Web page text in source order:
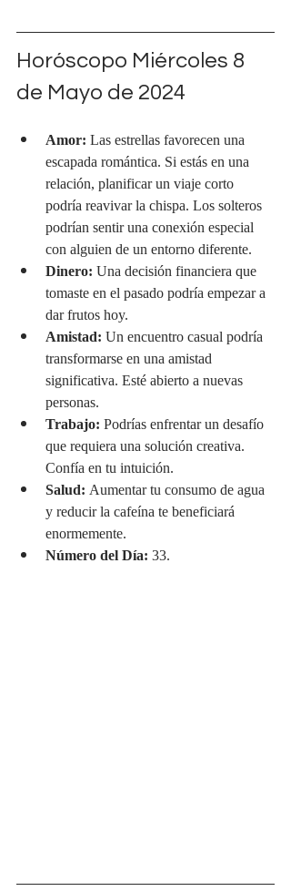
Horóscopo Miércoles 8
de Mayo de 2024
Amor: Las estrellas favorecen una
escapada romántica. Si estás en una
relación, planificar un viaje corto
podría reavivar la chispa. Los solteros
podrían sentir una conexión especial
con alguien de un entorno diferente.
Dinero: Una decisión financiera que
tomaste en el pasado podría empezar a
dar frutos hoy.
Amistad: Un encuentro casual podría
transformarse en una amistad
significativa. Esté abierto a nuevas
personas.
Trabajo: Podrías enfrentar un desafío
que requiera una solución creativa.
Confía en tu intuición.
Salud: Aumentar tu consumo de agua
y reducir la cafeína te beneficiará
enormemente.
Número del Día: 33.